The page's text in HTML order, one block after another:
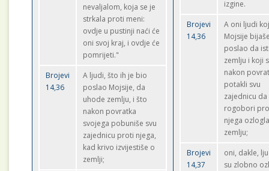
nevaljalom, koja se je
strkala proti meni:
ovdje u pustinji naći će
oni svoj kraj, i ovdje će
pomrijeti."
Brojevi
14,36
A ljudi, što ih je bio
poslao Mojsije, da
uhode zemlju, i što
nakon povratka
svojega pobuniše svu
zajednicu proti njega,
kad krivo izvijestiše o
zemlji;
izgine.
Brojevi
14,36
A oni ljudi
Mojsije
poslao da
zemlju i koji
nakon
potakli svu
zajednicu da
rogobori
njega
zemlju;
Brojevi
14,37
oni, dakle,
su zlobno